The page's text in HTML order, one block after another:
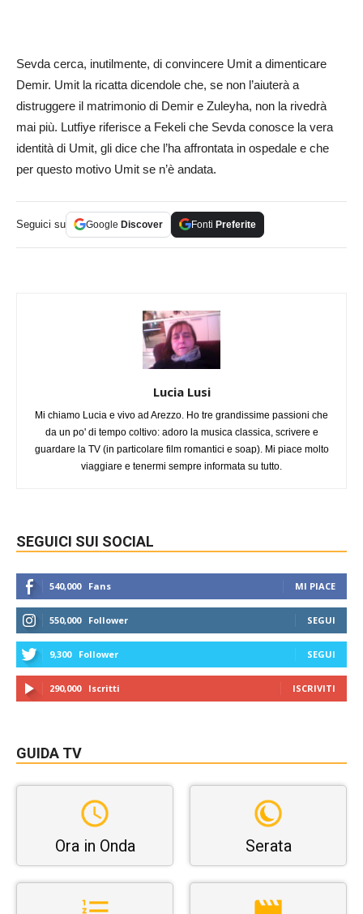
Sevda cerca, inutilmente, di convincere Umit a dimenticare
Demir. Umit la ricatta dicendole che, se non l’aiuterà a
distruggere il matrimonio di Demir e Zuleyha, non la rivedrà
mai più. Lutfiye riferisce a Fekeli che Sevda conosce la vera
identità di Umit, gli dice che l’ha affrontata in ospedale e che
per questo motivo Umit se n’è andata.
Seguici su Google Discover Fonti Preferite
Lucia Lusi
Mi chiamo Lucia e vivo ad Arezzo. Ho tre grandissime passioni che
da un po' di tempo coltivo: adoro la musica classica, scrivere e
guardare la TV (in particolare film romantici e soap). Mi piace molto
viaggiare e tenermi sempre informata su tutto.
SEGUICI SUI SOCIAL
540,000 Fans MI PIACE
550,000 Follower SEGUI
9,300 Follower SEGUI
290,000 Iscritti ISCRIVITI
GUIDA TV
Ora in Onda Serata